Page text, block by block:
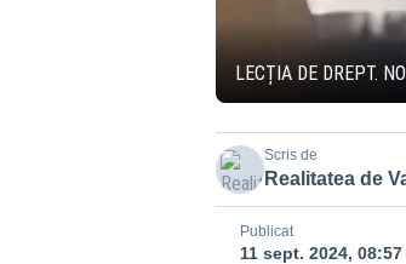
LECȚIA DE DREPT.
Scris de
Realitatea de
Publicat
11 sept. 2024, 08:57